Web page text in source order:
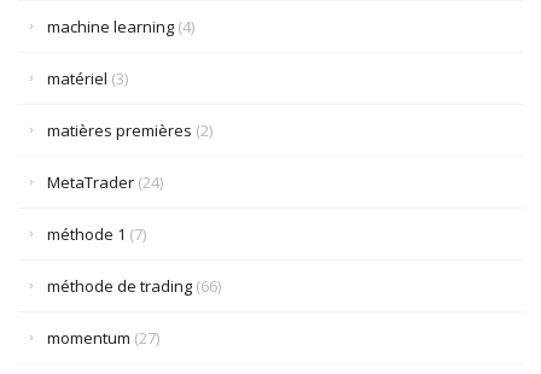
machine learning (4)
matériel (3)
matières premières (2)
MetaTrader (24)
méthode 1 (7)
méthode de trading (66)
momentum (27)